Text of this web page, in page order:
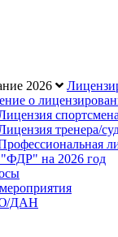
2026
о
тренера/
на 2026 год
ДАН